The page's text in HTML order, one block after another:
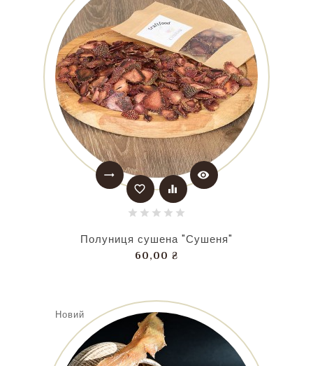
trending_flat
favorite_border
equalizer
visibility
Полуниця сушена "Сушеня"
60,00 ₴
Новий